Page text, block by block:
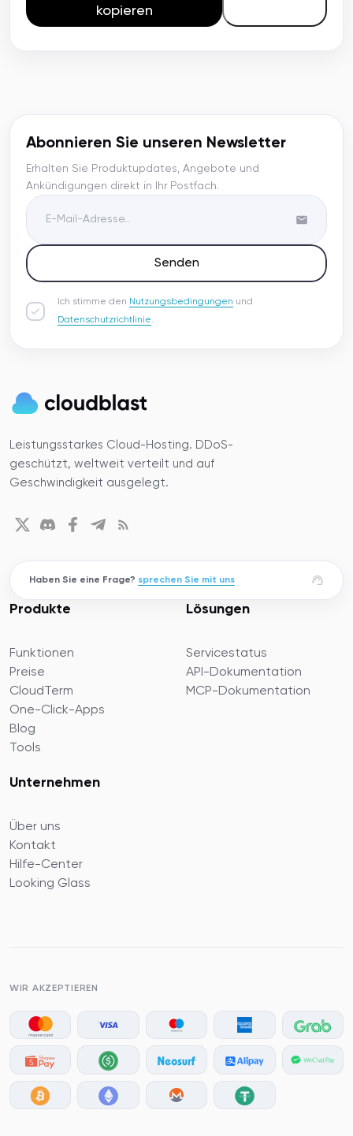
kopieren
Abonnieren Sie unseren Newsletter
Erhalten Sie Produktupdates, Angebote und
Ankündigungen direkt in Ihr Postfach.
Senden
Ich stimme den Nutzungsbedingungen und
Datenschutzrichtlinie.
Leistungsstarkes Cloud-Hosting. DDoS-
geschützt, weltweit verteilt und auf
Geschwindigkeit ausgelegt.
Haben Sie eine Frage? sprechen Sie mit uns
Produkte
Funktionen
Preise
CloudTerm
One-Click-Apps
Blog
Tools
Lösungen
Servicestatus
API-Dokumentation
MCP-Dokumentation
Unternehmen
Über uns
Kontakt
Hilfe-Center
Looking Glass
WIR AKZEPTIEREN